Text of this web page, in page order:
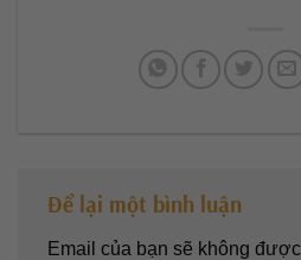
Để lại một bình luận
Email của bạn sẽ không